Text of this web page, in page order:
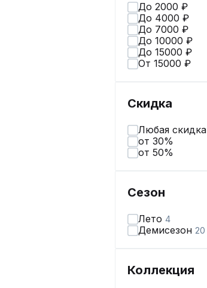
До 2000 ₽
До 4000 ₽
До 7000 ₽
До 10000 ₽
До 15000 ₽
От 15000 ₽
Скидка
Любая скидка
от 30%
от 50%
Сезон
Лето 4
Демисезон 20
Коллекция